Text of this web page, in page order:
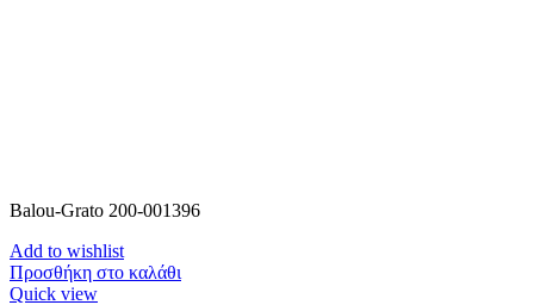
Balou-Grato 200-001396
Add to wishlist
Προσθήκη στο καλάθι
Quick view